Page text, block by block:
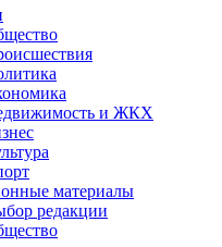
и ЖКХ
материалы
редакции